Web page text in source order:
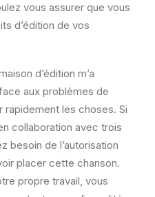
vous assurer que vous
d’édition de vos
d’édition m’a
aux problèmes de
les choses. Si
collaboration avec trois
besoin de l’autorisation
placer cette chanson.
propre travail, vous